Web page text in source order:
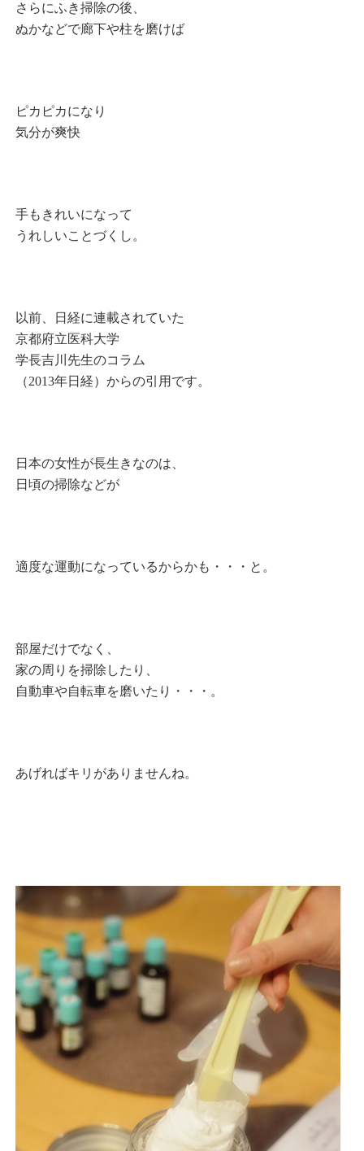
さらにふき掃除の後、
ぬかなどで廊下や柱を磨けば
ピカピカになり
気分が爽快
手もきれいになって
うれしいことづくし。
以前、日経に連載されていた
京都府立医科大学
学長吉川先生のコラム
（2013年日経）からの引用です。
日本の女性が長生きなのは、
日頃の掃除などが
適度な運動になっているからかも・・・と。
部屋だけでなく、
家の周りを掃除したり、
自動車や自転車を磨いたり・・・。
あげればキリがありませんね。